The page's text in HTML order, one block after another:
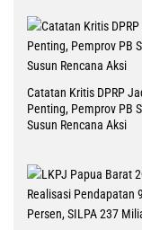
Catatan Kritis DPRP
Penting, Pemprov PB
Susun Rencana Aksi